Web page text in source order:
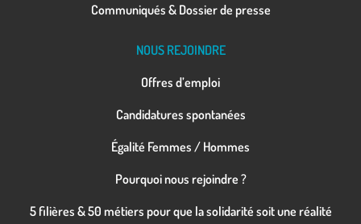
Communiqués & Dossier de presse
NOUS REJOINDRE
Offres d’emploi
Candidatures spontanées
Égalité Femmes / Hommes
Pourquoi nous rejoindre ?
5 filières & 50 métiers pour que la solidarité soit une réalité